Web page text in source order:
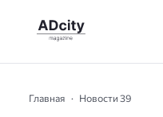
Главная Новости 39